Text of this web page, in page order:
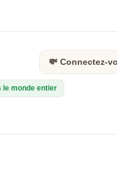
💸 Connectez-
le monde entier